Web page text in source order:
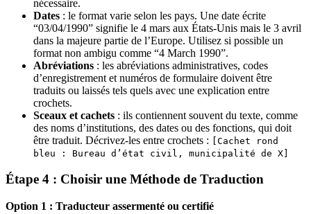
nécessaire.
Dates : le format varie selon les pays. Une date écrite
“03/04/1990” signifie le 4 mars aux États-Unis mais le 3 avril
dans la majeure partie de l’Europe. Utilisez si possible un
format non ambigu comme “4 March 1990”.
Abréviations : les abréviations administratives, codes
d’enregistrement et numéros de formulaire doivent être
traduits ou laissés tels quels avec une explication entre
crochets.
Sceaux et cachets : ils contiennent souvent du texte, comme
des noms d’institutions, des dates ou des fonctions, qui doit
être traduit. Décrivez-les entre crochets : [Cachet rond
bleu : Bureau d’état civil, municipalité de X]
Étape 4 : Choisir une Méthode de Traduction
Option 1 : Traducteur assermenté ou certifié